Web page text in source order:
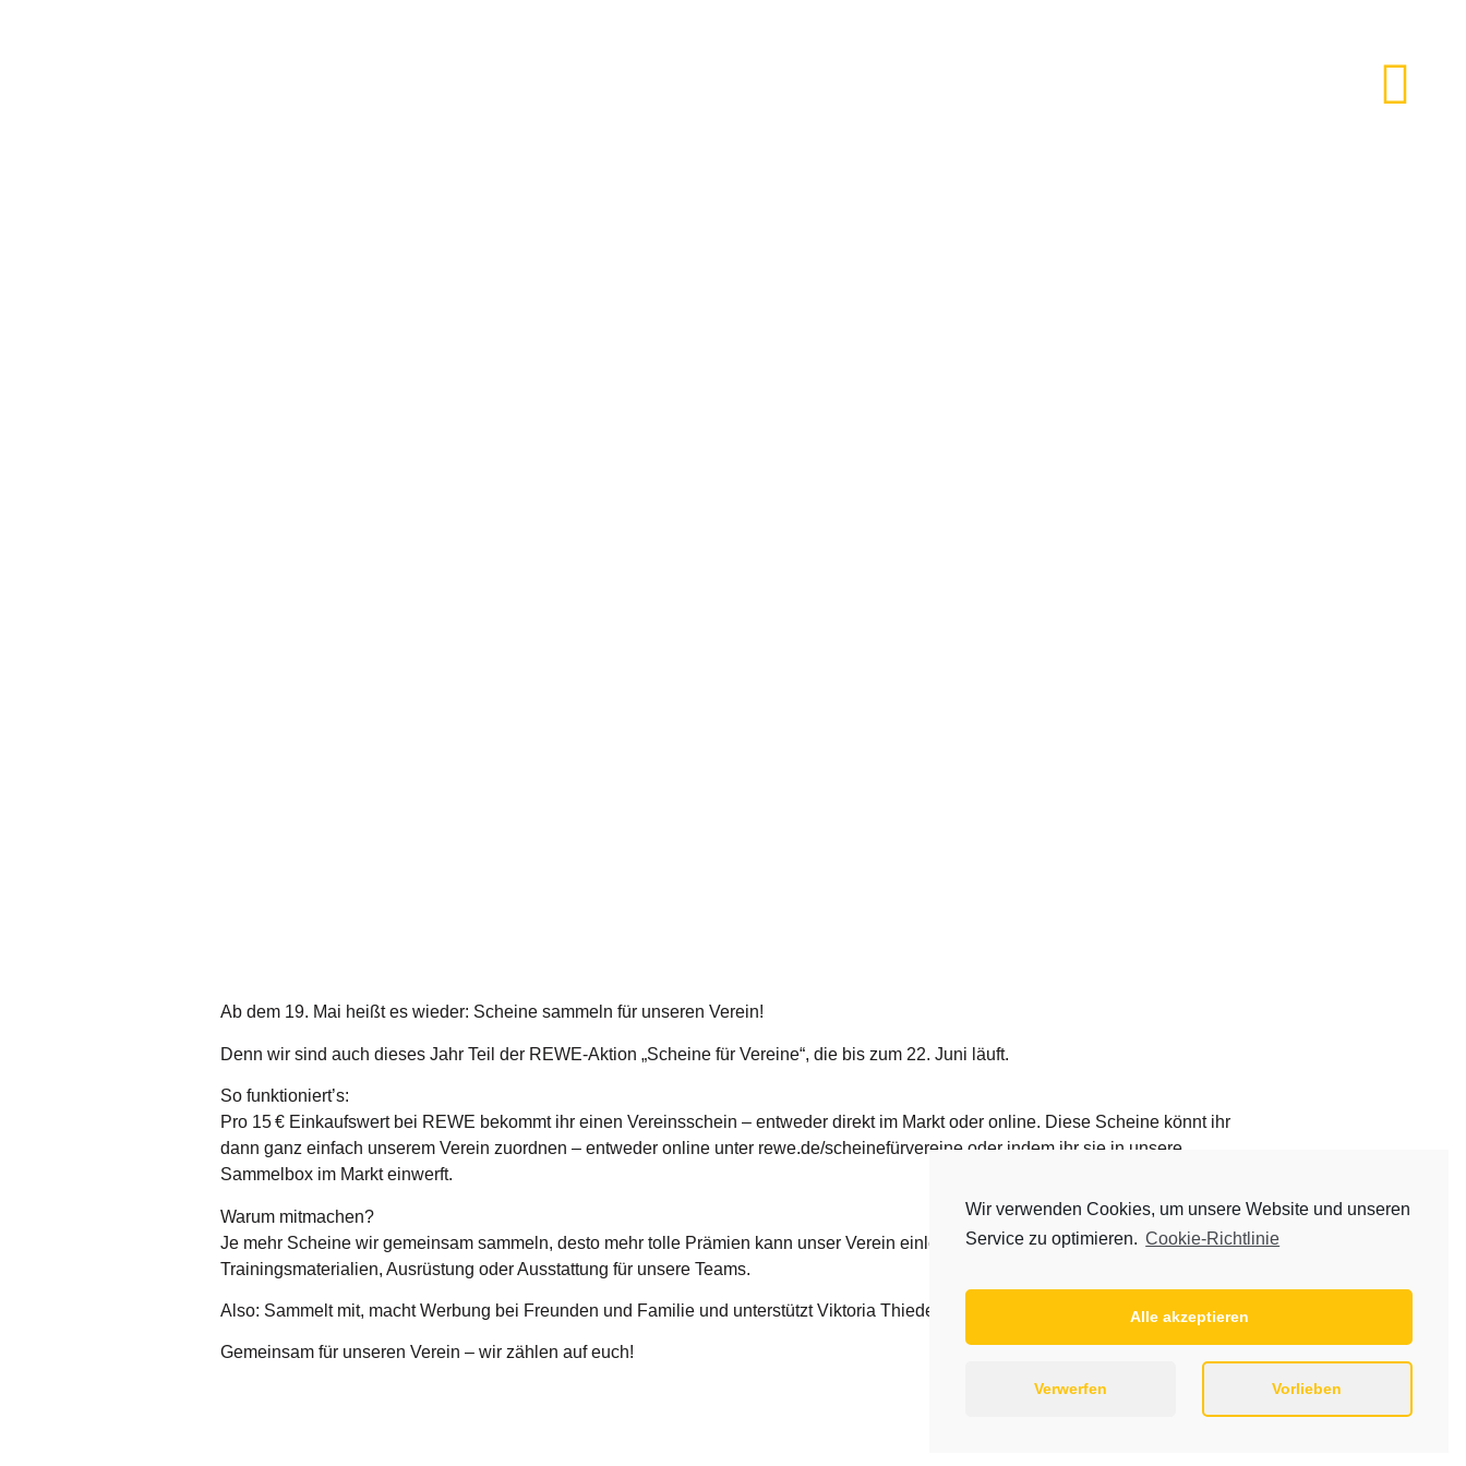
Ab dem 19. Mai heißt es wieder: Scheine sammeln für unseren Verein!
Denn wir sind auch dieses Jahr Teil der REWE-Aktion „Scheine für Vereine“, die bis zum 22. Juni läuft.
So funktioniert’s:
Pro 15 € Einkaufswert bei REWE bekommt ihr einen Vereinsschein – entweder direkt im Markt oder online. Diese Scheine könnt ihr
dann ganz einfach unserem Verein zuordnen – entweder online unter rewe.de/scheinefürvereine oder indem ihr sie in unsere
Sammelbox im Markt einwerft.
Warum mitmachen?
Je mehr Scheine wir gemeinsam sammeln, desto mehr tolle Prämien kann unser Verein einlösen – zum Beispiel neue
Trainingsmaterialien, Ausrüstung oder Ausstattung für unsere Teams.
Also: Sammelt mit, macht Werbung bei Freunden und Familie und unterstützt Viktoria Thiede mit jedem Einkauf bei REWE!
Gemeinsam für unseren Verein – wir zählen auf euch!
Wir verwenden Cookies, um unsere Website und unseren
Service zu optimieren. Cookie-Richtlinie
Alle akzeptieren
Verwerfen Vorlieben